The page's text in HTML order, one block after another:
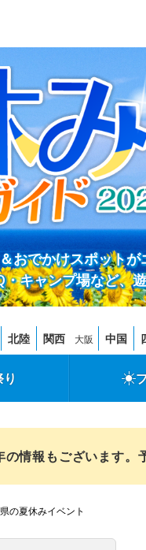
おでかけスポット
キャンプ場など、
北陸 関西 大阪 中国
情報もございます。
の夏休みイベント